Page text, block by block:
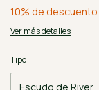
10% de descuento
Ver más detalles
Tipo